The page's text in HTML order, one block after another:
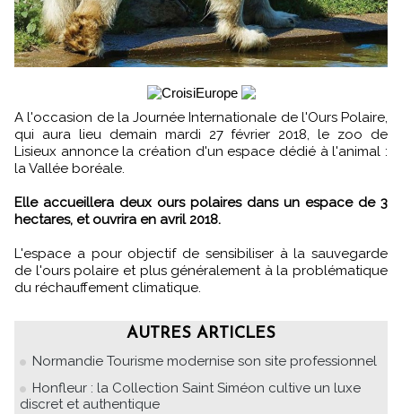
A l'occasion de la Journée Internationale de l'Ours Polaire,
qui aura lieu demain mardi 27 février 2018, le zoo de
Lisieux annonce la création d'un espace dédié à l'animal :
la Vallée boréale.
Elle accueillera deux ours polaires dans un espace de 3
hectares, et ouvrira en avril 2018.
L'espace a pour objectif de sensibiliser à la sauvegarde
de l'ours polaire et plus généralement à la problématique
du réchauffement climatique.
AUTRES ARTICLES
Normandie Tourisme modernise son site professionnel
Honfleur : la Collection Saint Siméon cultive un luxe
discret et authentique